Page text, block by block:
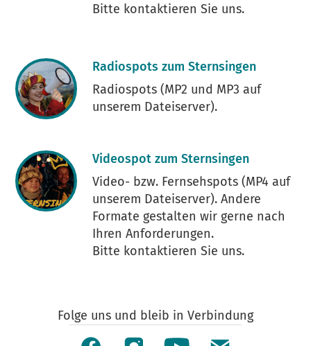
Bitte kontaktieren Sie uns.
Radiospots zum Sternsingen
Radiospots (MP2 und MP3 auf
unserem Dateiserver).
Videospot zum Sternsingen
Video- bzw. Fernsehspots (MP4 auf
unserem Dateiserver). Andere
Formate gestalten wir gerne nach
Ihren Anforderungen.
Bitte kontaktieren Sie uns.
Folge uns und bleib in Verbindung